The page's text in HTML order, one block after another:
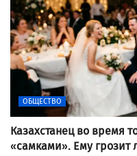
ОБЩЕСТВО
Казахстанец во время
«самками». Ему грозит